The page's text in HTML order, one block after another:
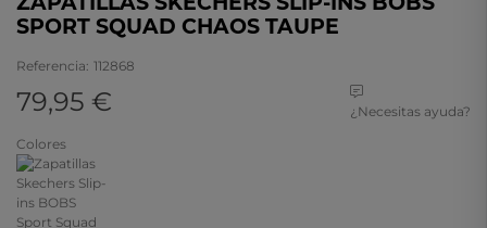
SPORT SQUAD CHAOS TAUPE
Referencia: 112868
79,95 €
¿Necesitas ayuda?
Colores